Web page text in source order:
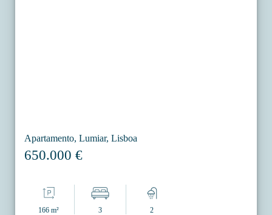
Apartamento, Lumiar, Lisboa
650.000 €
166 m² 3 2